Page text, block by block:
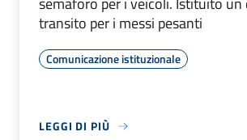
transito per i messi pesanti
Comunicazione istituzionale
LEGGI DI PIÙ